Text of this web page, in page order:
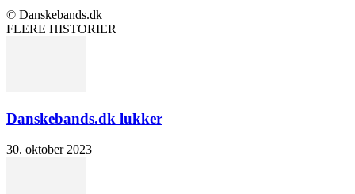
© Danskebands.dk
FLERE HISTORIER
Danskebands.dk lukker
30. oktober 2023